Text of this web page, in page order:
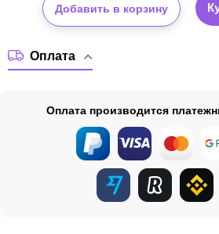
Добавить в корзину
Оплата
Оплата производится